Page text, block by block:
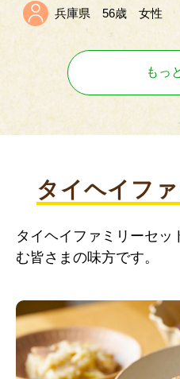
兵庫県 56歳 女性
もっ
タイヘイフ
タイヘイファミリーセッ
む皆さまの味方です。